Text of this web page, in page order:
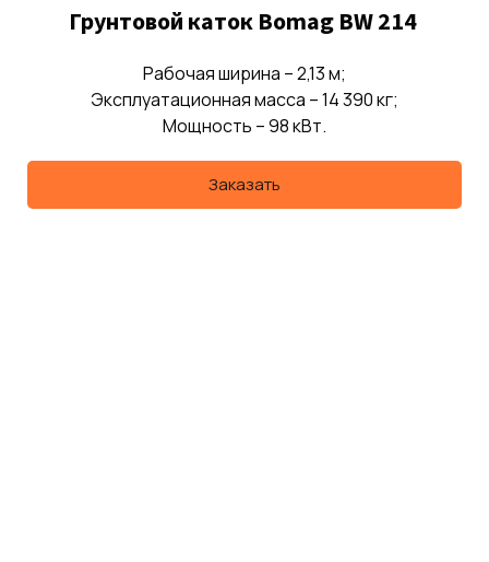
Грунтовой каток Bomag BW 214
Рабочая ширина – 2,13 м;
Эксплуатационная масса – 14 390 кг;
Мощность – 98 кВт.
Заказать